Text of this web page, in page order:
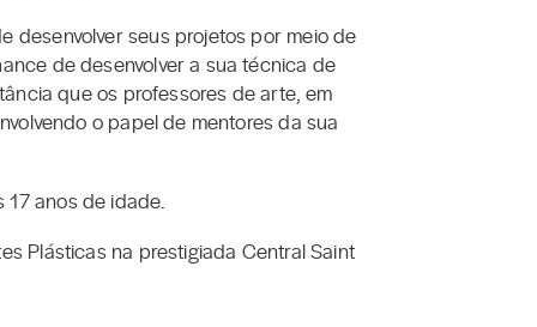
desenvolver seus projetos por meio de
de desenvolver a sua técnica de
que os professores de arte, em
o papel de mentores da sua
anos de idade.
Plásticas na prestigiada Central Saint